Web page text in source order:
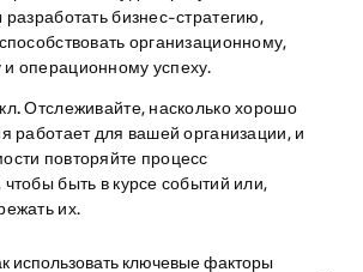
разработать бизнес-стратегию,
организационному,
операционному успеху.
Отслеживайте, насколько хорошо
работает для вашей организации, и
повторяйте процесс
быть в курсе событий или,
их.
использовать ключевые факторы